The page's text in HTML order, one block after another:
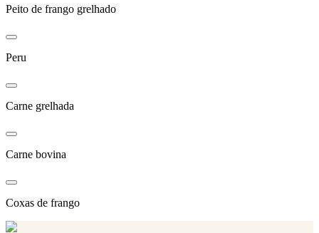
Peito de frango grelhado
Peru
Carne grelhada
Carne bovina
Coxas de frango